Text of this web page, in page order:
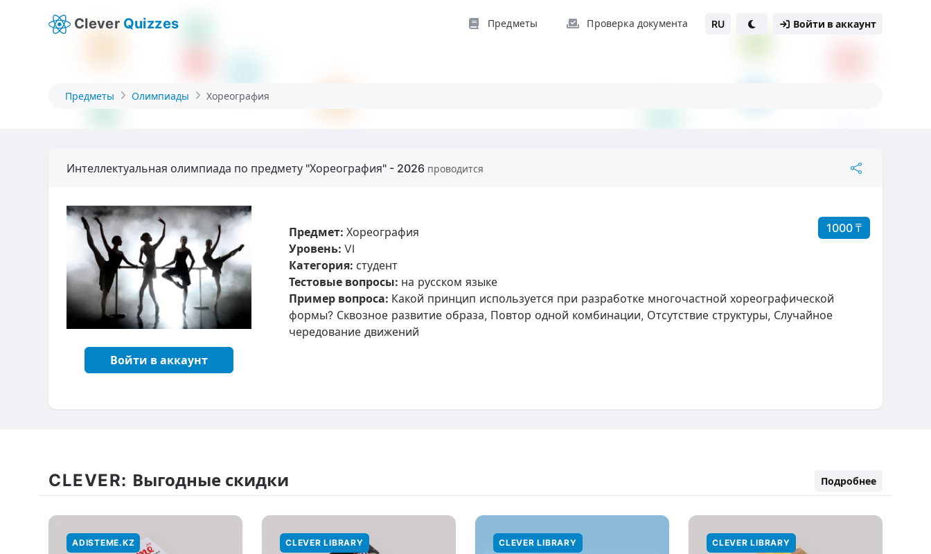
Clever Quizzes Предметы Проверка документа RU Войти в аккаунт
Предметы Олимпиады Хореография
Интеллектуальная олимпиада по предмету "Хореография" - 2026 проводится
Войти в аккаунт
1000 ₸
Предмет: Хореография
Уровень: VI
Категория: студент
Тестовые вопросы: на русском языке
Пример вопроса: Какой принцип используется при разработке многочастной хореографической
формы? Сквозное развитие образа, Повтор одной комбинации, Отсутствие структуры, Случайное
чередование движений
CLEVER: Выгодные скидки Подробнее
ADISTEME.KZ CLEVER LIBRARY CLEVER LIBRARY CLEVER LIBRARY